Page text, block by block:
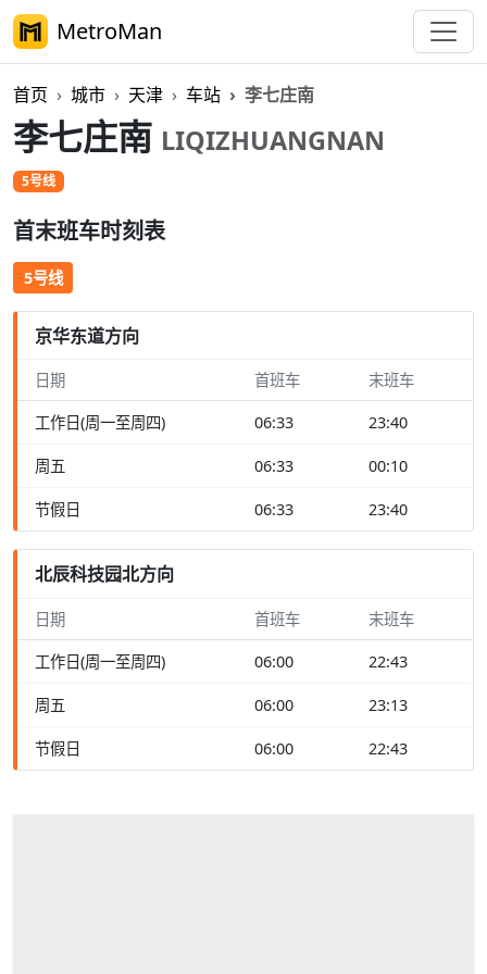
MetroMan
首页 城市 天津 车站 李七庄南
李七庄南 LIQIZHUANGNAN
5号线
首末班车时刻表
5号线
京华东道方向
日期 首班车 末班车
工作日(周一至周四) 06:33 23:40
周五 06:33 00:10
节假日 06:33 23:40
北辰科技园北方向
日期 首班车 末班车
工作日(周一至周四) 06:00 22:43
周五 06:00 23:13
节假日 06:00 22:43